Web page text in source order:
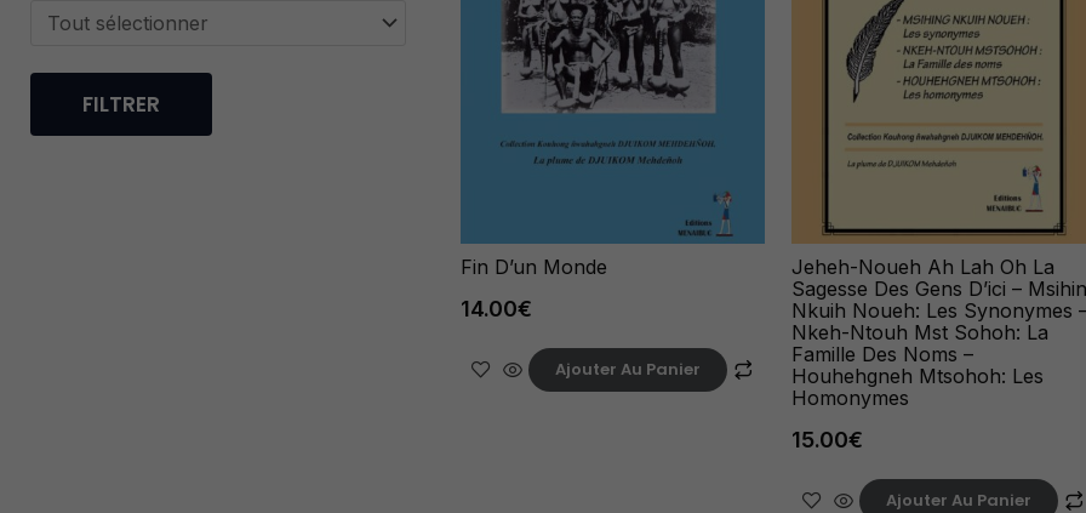
recit_biographie
spiritualite
FILTRER
Fin D’un Monde
14.00€
Ajouter Au Panier
Jeheh-Noueh Ah Lah Oh La
Sagesse Des Gens D’ici –
Nkuih Noueh: Les Synonymes
Nkeh-Ntouh Mst Sohoh: La
Famille Des Noms –
Houhehgneh Mtsohoh: Les
Homonymes
15.00€
Ajouter Au Panier